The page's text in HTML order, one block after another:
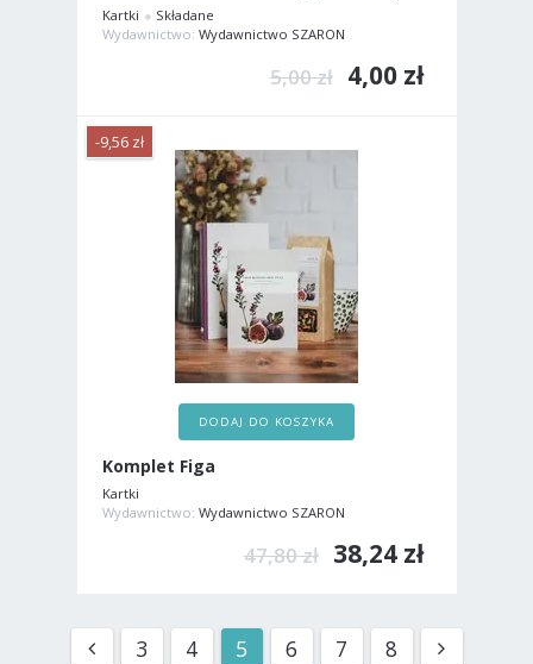
Kartki
Składane
Wydawnictwo: Wydawnictwo SZARON
5,00 zł 4,00 zł
-9,56 zł
DODAJ DO KOSZYKA
Komplet Figa
Kartki
Wydawnictwo: Wydawnictwo SZARON
47,80 zł 38,24 zł
3 4 5 6 7 8